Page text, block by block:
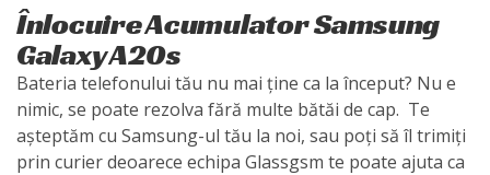
Înlocuire Acumulator Samsung
Galaxy A20s
Bateria telefonului tău nu mai ține ca la început? Nu e
nimic, se poate rezolva fără multe bătăi de cap. Te
așteptăm cu Samsung-ul tău la noi, sau poți să îl trimiți
prin curier deoarece echipa Glassgsm te poate ajuta ca